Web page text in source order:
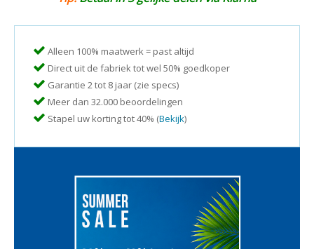
Alleen 100% maatwerk = past altijd
Direct uit de fabriek tot wel 50% goedkoper
Garantie 2 tot 8 jaar (zie specs)
Meer dan 32.000 beoordelingen
Stapel uw korting tot 40% (Bekijk)